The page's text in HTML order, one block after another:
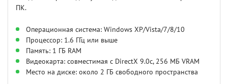
ПК.
Операционная система: Windows XP/Vista/7/8/10
Процессор: 1.6 ГГц или выше
Память: 1 ГБ RAM
Видеокарта: совместимая с DirectX 9.0c, 256 МБ VRAM
Место на диске: около 2 ГБ свободного пространства